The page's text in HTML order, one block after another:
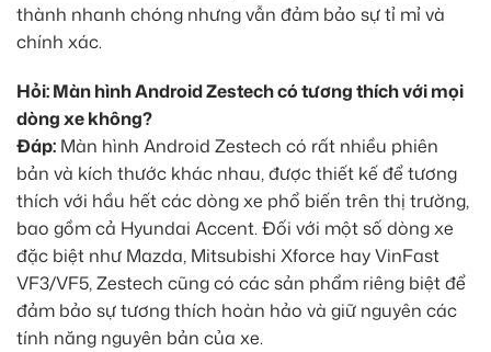
thành nhanh chóng nhưng vẫn đảm bảo sự tỉ mỉ và
chính xác.
Hỏi: Màn hình Android Zestech có tương thích với mọi
dòng xe không?
Đáp: Màn hình Android Zestech có rất nhiều phiên
bản và kích thước khác nhau, được thiết kế để tương
thích với hầu hết các dòng xe phổ biến trên thị trường,
bao gồm cả Hyundai Accent. Đối với một số dòng xe
đặc biệt như Mazda, Mitsubishi Xforce hay VinFast
VF3/VF5, Zestech cũng có các sản phẩm riêng biệt để
đảm bảo sự tương thích hoàn hảo và giữ nguyên các
tính năng nguyên bản của xe.